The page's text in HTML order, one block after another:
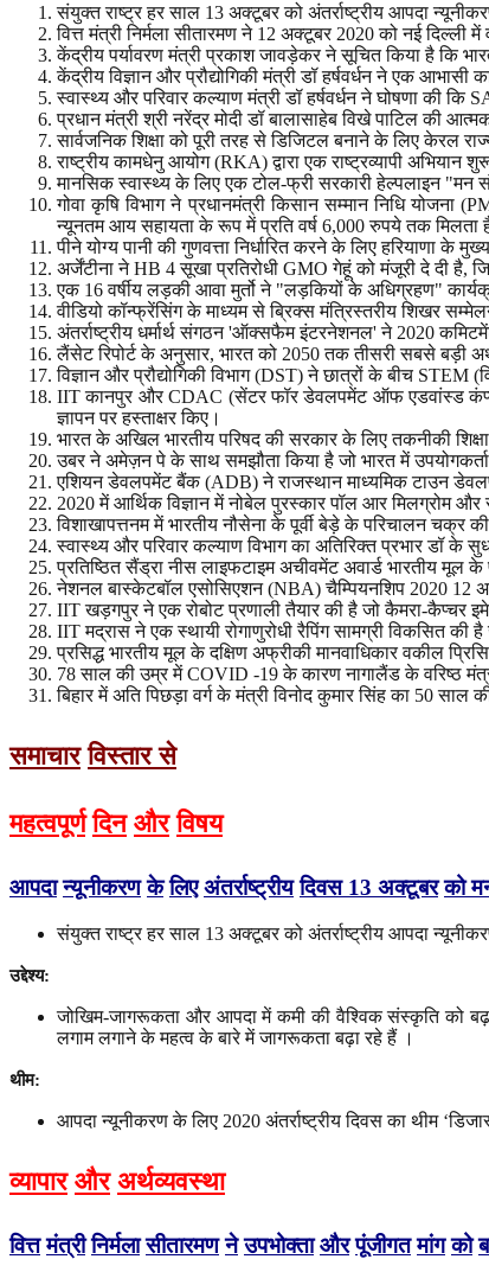
संयुक्त राष्ट्र हर साल 13 अक्टूबर को अंतर्राष्ट्रीय आपदा
वित्त मंत्री निर्मला सीतारमण ने 12 अक्टूबर 2020 को नई
केंद्रीय पर्यावरण मंत्री प्रकाश जावड़ेकर ने सूचित किया है कि
केंद्रीय विज्ञान और प्रौद्योगिकी मंत्री डॉ हर्षवर्धन ने एक
स्वास्थ्य और परिवार कल्याण मंत्री डॉ हर्षवर्धन ने घोषणा की
प्रधान मंत्री श्री नरेंद्र मोदी डॉ बालासाहेब विखे पाटिल की
सार्वजनिक शिक्षा को पूरी तरह से डिजिटल बनाने के लिए केरल
राष्ट्रीय कामधेनु आयोग (RKA) द्वारा एक राष्ट्रव्यापी
मानसिक स्वास्थ्य के लिए एक टोल-फ्री सरकारी हेल्पलाइन "मन
गोवा कृषि विभाग ने प्रधानमंत्री किसान सम्मान निधि
न्यूनतम आय सहायता के रूप में प्रति वर्ष 6,000 रुपये तक मिलता
पीने योग्य पानी की गुणवत्ता निर्धारित करने के लिए हरियाणा
अर्जेंटीना ने HB 4 सूखा प्रतिरोधी GMO गेहूं को मंजूरी दे दी
एक 16 वर्षीय लड़की आवा मुर्तो ने "लड़कियों के अधिग्रहण"
वीडियो कॉन्फ्रेंसिंग के माध्यम से ब्रिक्स मंत्रिस्तरीय शिखर
अंतर्राष्ट्रीय धर्मार्थ संगठन 'ऑक्सफैम इंटरनेशनल' ने 2020
लैंसेट रिपोर्ट के अनुसार, भारत को 2050 तक तीसरी सबसे बड़ी
विज्ञान और प्रौद्योगिकी विभाग (DST) ने छात्रों के बीच
IIT कानपुर और CDAC (सेंटर फॉर डेवलपमेंट ऑफ एडवांस्ड
ज्ञापन पर हस्ताक्षर किए।
भारत के अखिल भारतीय परिषद की सरकार के लिए तकनीकी
उबर ने अमेज़न पे के साथ समझौता किया है जो भारत में
एशियन डेवलपमेंट बैंक (ADB) ने राजस्थान माध्यमिक टाउन
2020 में आर्थिक विज्ञान में नोबेल पुरस्कार पॉल आर मिलग्रोम और
विशाखापत्तनम में भारतीय नौसेना के पूर्वी बेड़े के परिचालन
स्वास्थ्य और परिवार कल्याण विभाग का अतिरिक्त प्रभार डॉ के
प्रतिष्ठित सैंड्रा नीस लाइफटाइम अचीवमेंट अवार्ड भारतीय
नेशनल बास्केटबॉल एसोसिएशन (NBA) चैम्पियनशिप 2020 12
IIT खड़गपुर ने एक रोबोट प्रणाली तैयार की है जो कैमरा-कैप्चर
IIT मद्रास ने एक स्थायी रोगाणुरोधी रैपिंग सामग्री विकसित की
प्रसिद्ध भारतीय मूल के दक्षिण अफ्रीकी मानवाधिकार वकील
78 साल की उम्र में COVID -19 के कारण नागालैंड के वरिष्ठ
बिहार में अति पिछड़ा वर्ग के मंत्री विनोद कुमार सिंह का 50
समाचार विस्तार से
महत्वपूर्ण दिन और विषय
आपदा न्यूनीकरण के लिए अंतर्राष्ट्रीय दिवस13 अक्टूबर को
संयुक्त राष्ट्र हर साल 13 अक्टूबर को अंतर्राष्ट्रीय आपदा
उद्देश्य:
जोखिम-जागरूकता और आपदा में कमी की वैश्विक संस्कृति को
लगाम लगाने के महत्व के बारे में जागरूकता बढ़ा रहे हैं ।
थीम:
आपदा न्यूनीकरण के लिए 2020 अंतर्राष्ट्रीय दिवस का थीम
व्यापार और अर्थव्यवस्था
वित्त मंत्री निर्मला सीतारमण ने उपभोक्ता और पूंजीगत मांग को